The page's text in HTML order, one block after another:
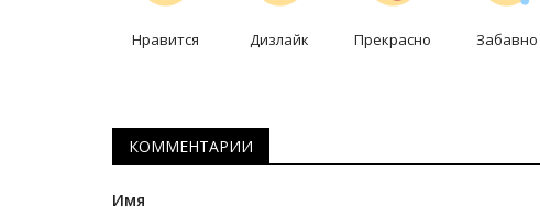
Нравится Дизлайк Прекрасно Забавно
КОММЕНТАРИИ
Имя